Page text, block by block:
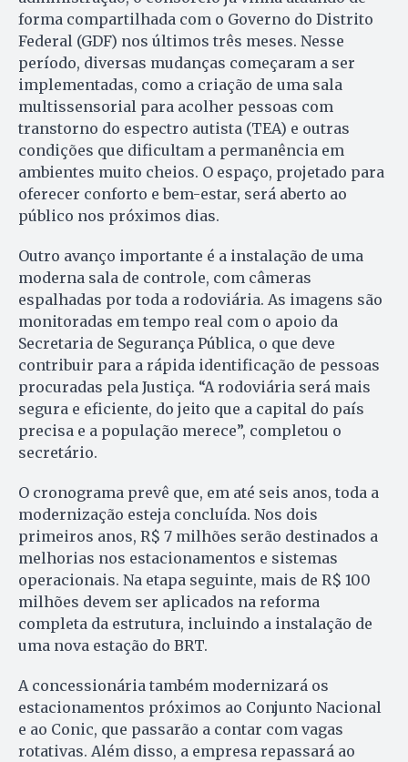
forma compartilhada com o Governo do Distrito
Federal (GDF) nos últimos três meses. Nesse
período, diversas mudanças começaram a ser
implementadas, como a criação de uma sala
multissensorial para acolher pessoas com
transtorno do espectro autista (TEA) e outras
condições que dificultam a permanência em
ambientes muito cheios. O espaço, projetado para
oferecer conforto e bem-estar, será aberto ao
público nos próximos dias.
Outro avanço importante é a instalação de uma
moderna sala de controle, com câmeras
espalhadas por toda a rodoviária. As imagens são
monitoradas em tempo real com o apoio da
Secretaria de Segurança Pública, o que deve
contribuir para a rápida identificação de pessoas
procuradas pela Justiça. “A rodoviária será mais
segura e eficiente, do jeito que a capital do país
precisa e a população merece”, completou o
secretário.
O cronograma prevê que, em até seis anos, toda a
modernização esteja concluída. Nos dois
primeiros anos, R$ 7 milhões serão destinados a
melhorias nos estacionamentos e sistemas
operacionais. Na etapa seguinte, mais de R$ 100
milhões devem ser aplicados na reforma
completa da estrutura, incluindo a instalação de
uma nova estação do BRT.
A concessionária também modernizará os
estacionamentos próximos ao Conjunto Nacional
e ao Conic, que passarão a contar com vagas
rotativas. Além disso, a empresa repassará ao